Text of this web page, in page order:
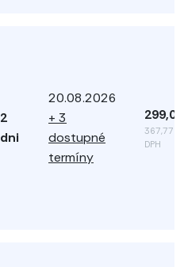
2
dni
20.08.2026
+ 3
dostupné
termíny
367,77
DPH